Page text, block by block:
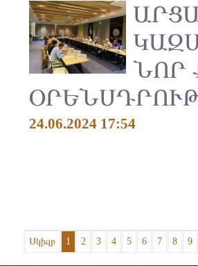
ՆՈՐ
24.06.2024 17:54
Սկիզբ 1 2 3 4 5 6 7 8 9